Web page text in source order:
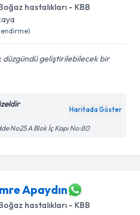
hastalıkları - KBB
düzgündü geliştirilebilecek bir
Haritada Göster
No25 A Blok İç Kapı No:80
Apaydın
hastalıkları - KBB